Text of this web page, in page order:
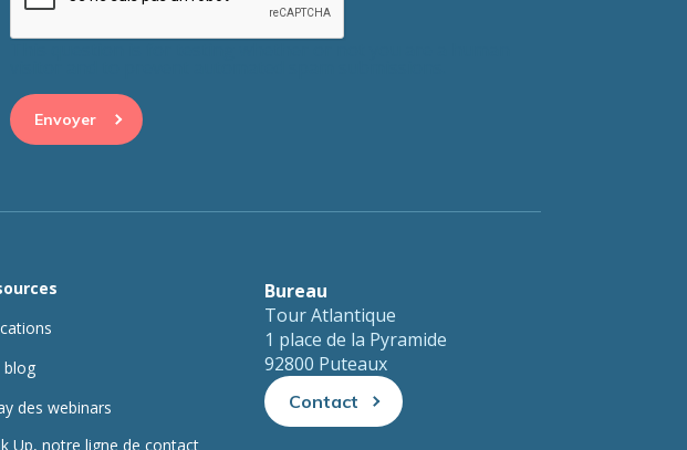
blog
des webinars
Up, notre ligne de contact
Bureau
Tour Atlantique
1 place de la Pyramide
92800 Puteaux
Contact